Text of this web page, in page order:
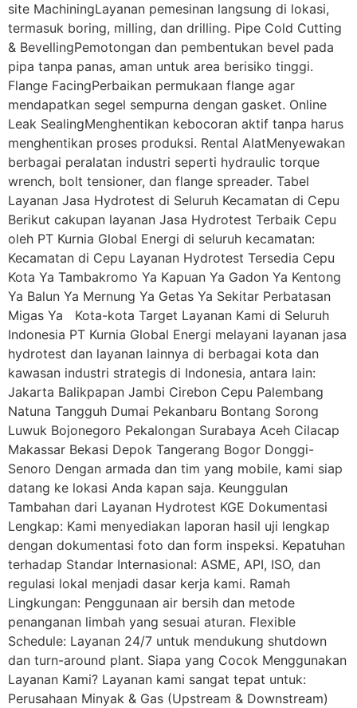
site MachiningLayanan pemesinan langsung di lokasi,
termasuk boring, milling, dan drilling. Pipe Cold Cutting
& BevellingPemotongan dan pembentukan bevel pada
pipa tanpa panas, aman untuk area berisiko tinggi.
Flange FacingPerbaikan permukaan flange agar
mendapatkan segel sempurna dengan gasket. Online
Leak SealingMenghentikan kebocoran aktif tanpa harus
menghentikan proses produksi. Rental AlatMenyewakan
berbagai peralatan industri seperti hydraulic torque
wrench, bolt tensioner, dan flange spreader. Tabel
Layanan Jasa Hydrotest di Seluruh Kecamatan di Cepu
Berikut cakupan layanan Jasa Hydrotest Terbaik Cepu
oleh PT Kurnia Global Energi di seluruh kecamatan:
Kecamatan di Cepu Layanan Hydrotest Tersedia Cepu
Kota Ya Tambakromo Ya Kapuan Ya Gadon Ya Kentong
Ya Balun Ya Mernung Ya Getas Ya Sekitar Perbatasan
Migas Ya Kota-kota Target Layanan Kami di Seluruh
Indonesia PT Kurnia Global Energi melayani layanan jasa
hydrotest dan layanan lainnya di berbagai kota dan
kawasan industri strategis di Indonesia, antara lain:
Jakarta Balikpapan Jambi Cirebon Cepu Palembang
Natuna Tangguh Dumai Pekanbaru Bontang Sorong
Luwuk Bojonegoro Pekalongan Surabaya Aceh Cilacap
Makassar Bekasi Depok Tangerang Bogor Donggi-
Senoro Dengan armada dan tim yang mobile, kami siap
datang ke lokasi Anda kapan saja. Keunggulan
Tambahan dari Layanan Hydrotest KGE Dokumentasi
Lengkap: Kami menyediakan laporan hasil uji lengkap
dengan dokumentasi foto dan form inspeksi. Kepatuhan
terhadap Standar Internasional: ASME, API, ISO, dan
regulasi lokal menjadi dasar kerja kami. Ramah
Lingkungan: Penggunaan air bersih dan metode
penanganan limbah yang sesuai aturan. Flexible
Schedule: Layanan 24/7 untuk mendukung shutdown
dan turn-around plant. Siapa yang Cocok Menggunakan
Layanan Kami? Layanan kami sangat tepat untuk:
Perusahaan Minyak & Gas (Upstream & Downstream)